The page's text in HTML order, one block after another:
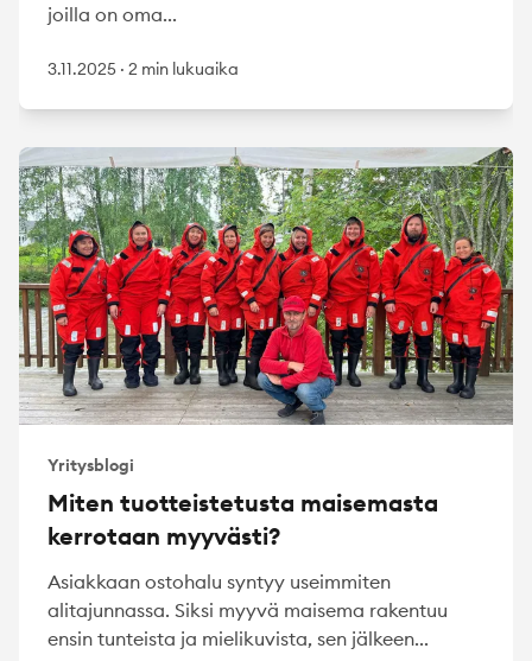
joilla on oma...
3.11.2025 · 2 min lukuaika
Yritysblogi
Miten tuotteistetusta maisemasta
kerrotaan myyvästi?
Asiakkaan ostohalu syntyy useimmiten
alitajunnassa. Siksi myyvä maisema rakentuu
ensin tunteista ja mielikuvista, sen jälkeen...